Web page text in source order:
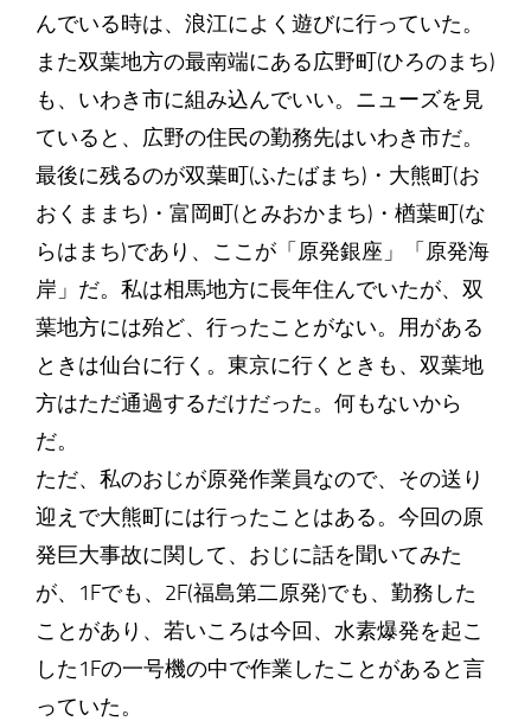
んでいる時は、浪江によく遊びに行っていた。
また双葉地方の最南端にある広野町(ひろのまち)
も、いわき市に組み込んでいい。ニューズを見
ていると、広野の住民の勤務先はいわき市だ。
最後に残るのが双葉町(ふたばまち)・大熊町(お
おくままち)・富岡町(とみおかまち)・楢葉町(な
らはまち)であり、ここが「原発銀座」「原発海
岸」だ。私は相馬地方に長年住んでいたが、双
葉地方には殆ど、行ったことがない。用がある
ときは仙台に行く。東京に行くときも、双葉地
方はただ通過するだけだった。何もないから
だ。
ただ、私のおじが原発作業員なので、その送り
迎えで大熊町には行ったことはある。今回の原
発巨大事故に関して、おじに話を聞いてみた
が、1Fでも、2F(福島第二原発)でも、勤務した
ことがあり、若いころは今回、水素爆発を起こ
した1Fの一号機の中で作業したことがあると言
っていた。